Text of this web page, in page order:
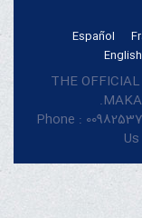
Español
English
THE
Phone :